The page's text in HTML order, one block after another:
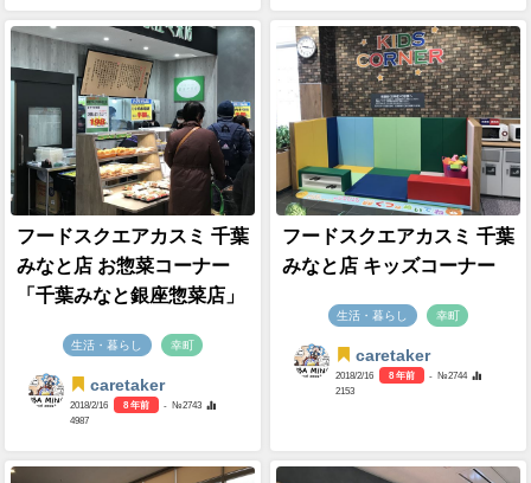
フードスクエアカスミ 千葉
みなと店 お惣菜コーナー
「千葉みなと銀座惣菜店」
生活・暮らし 幸町
caretaker
2018/2/16 8 年前
- №2743
4987
フードスクエアカスミ 千葉
みなと店 キッズコーナー
生活・暮らし 幸町
caretaker
2018/2/16 8 年前
- №2744
2153